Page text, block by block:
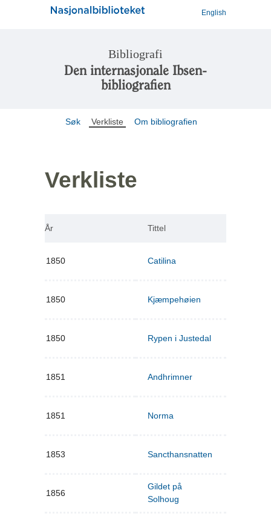
English
Bibliografi
Den internasjonale Ibsen-
bibliografien
Søk Verkliste Om bibliografien
Verkliste
År Tittel
1850 Catilina
1850 Kjæmpehøien
1850 Rypen i Justedal
1851 Andhrimner
1851 Norma
1853 Sancthansnatten
1856
Gildet på
Solhoug